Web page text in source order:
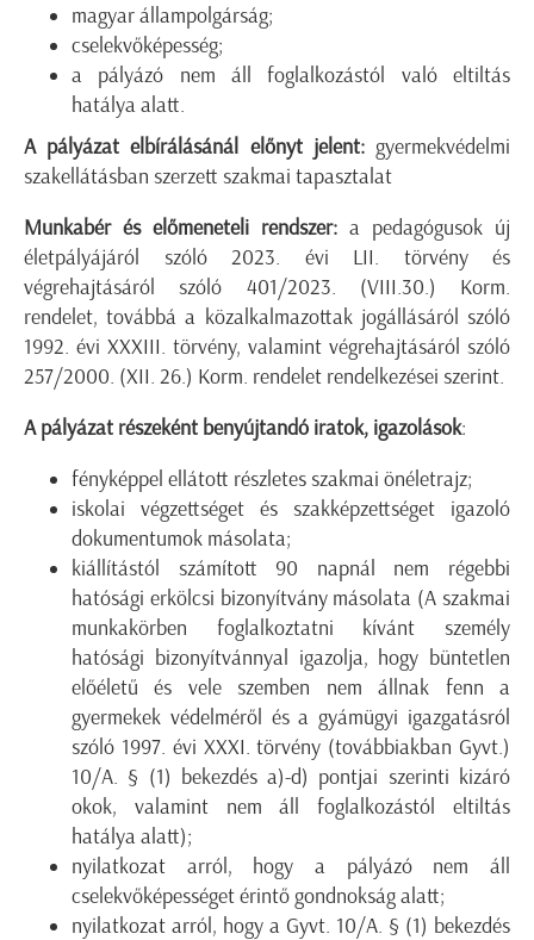
magyar állampolgárság;
cselekvőképesség;
a pályázó nem áll foglalkozástól való eltiltás
hatálya alatt.
A pályázat elbírálásánál előnyt jelent:gyermekvédelmi
szakellátásban szerzett szakmai tapasztalat
Munkabér és előmeneteli rendszer: a pedagógusok új
életpályájáról szóló 2023. évi LII. törvény és
végrehajtásáról szóló 401/2023. (VIII.30.) Korm.
rendelet, továbbá a közalkalmazottak jogállásáról szóló
1992. évi XXXIII. törvény, valamint végrehajtásáról szóló
257/2000. (XII. 26.) Korm. rendelet rendelkezései szerint.
A pályázat részeként benyújtandó iratok, igazolások:
fényképpel ellátott részletes szakmai önéletrajz;
iskolai végzettséget és szakképzettséget igazoló
dokumentumok másolata;
kiállítástól számított 90 napnál nem régebbi
hatósági erkölcsi bizonyítvány másolata (A szakmai
munkakörben foglalkoztatni kívánt személy
hatósági bizonyítvánnyal igazolja, hogy büntetlen
előéletű és vele szemben nem állnak fenn a
gyermekek védelméről és a gyámügyi igazgatásról
szóló 1997. évi XXXI. törvény (továbbiakban Gyvt.)
10/A. § (1) bekezdés a)-d) pontjai szerinti kizáró
okok, valamint nem áll foglalkozástól eltiltás
hatálya alatt);
nyilatkozat arról, hogy a pályázó nem áll
cselekvőképességet érintő gondnokság alatt;
nyilatkozat arról, hogy a Gyvt. 10/A. § (1) bekezdés